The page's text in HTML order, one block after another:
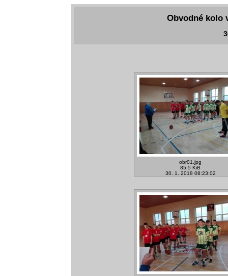
Obvodné kolo
obr01.jpg
85.5 KiB
30. 1. 2018 08:23:02